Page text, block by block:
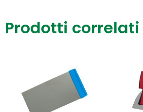
Prodotti correlati